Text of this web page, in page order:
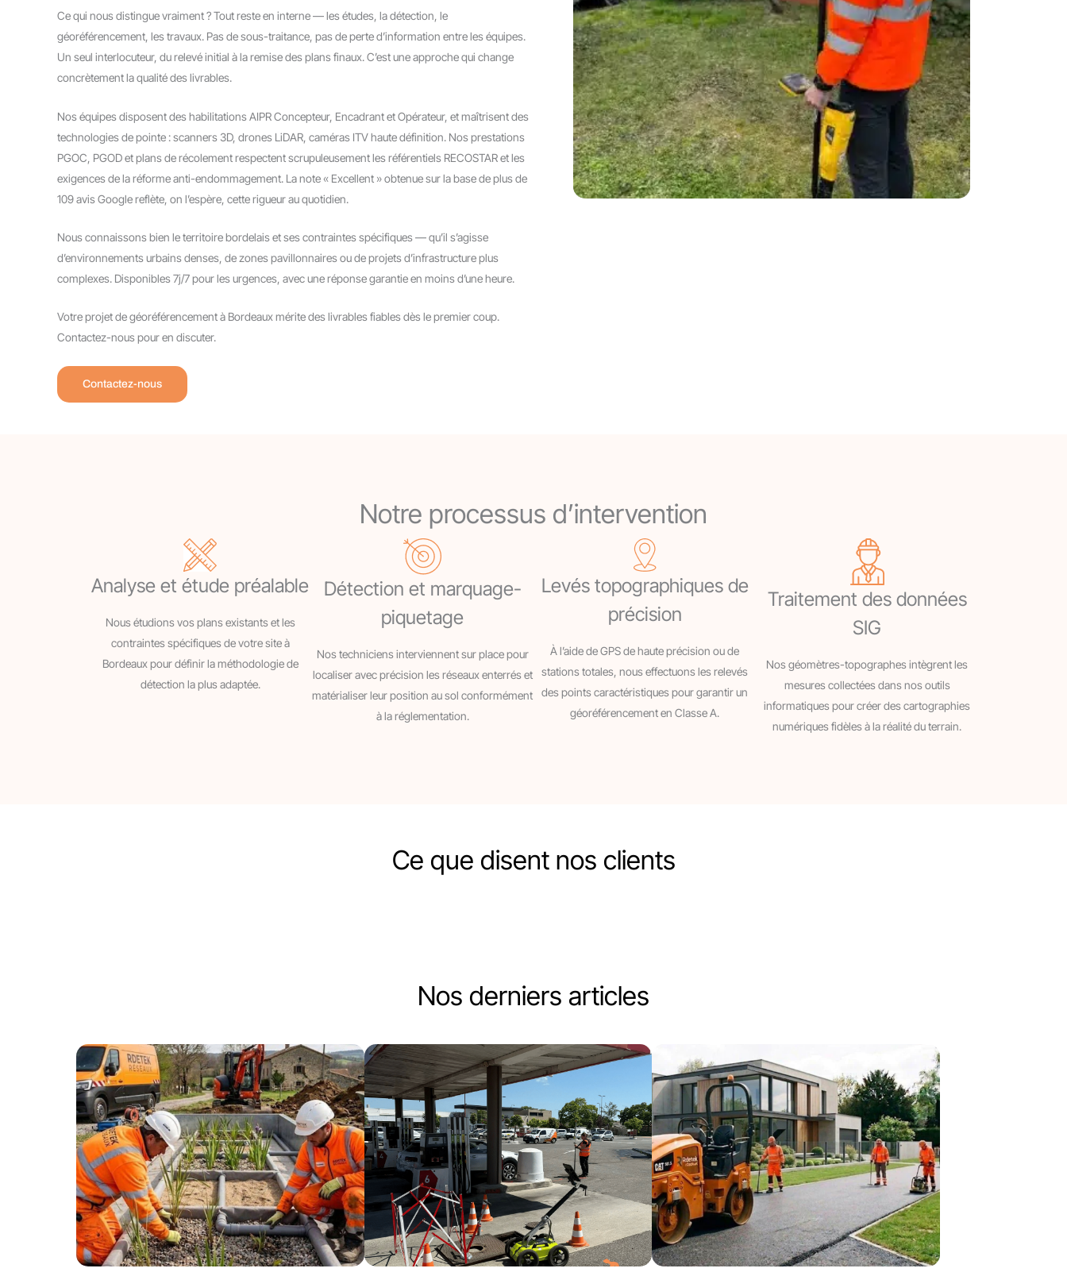
Ce qui nous distingue vraiment ? Tout reste en interne — les études, la détection, le
géoréférencement, les travaux. Pas de sous-traitance, pas de perte d’information entre les équipes.
Un seul interlocuteur, du relevé initial à la remise des plans finaux. C’est une approche qui change
concrètement la qualité des livrables.
Nos équipes disposent des habilitations AIPR Concepteur, Encadrant et Opérateur, et maîtrisent des
technologies de pointe : scanners 3D, drones LiDAR, caméras ITV haute définition. Nos prestations
PGOC, PGOD et plans de récolement respectent scrupuleusement les référentiels RECOSTAR et les
exigences de la réforme anti-endommagement. La note « Excellent » obtenue sur la base de plus de
109 avis Google reflète, on l’espère, cette rigueur au quotidien.
Nous connaissons bien le territoire bordelais et ses contraintes spécifiques — qu’il s’agisse
d’environnements urbains denses, de zones pavillonnaires ou de projets d’infrastructure plus
complexes. Disponibles 7j/7 pour les urgences, avec une réponse garantie en moins d’une heure.
Votre projet de géoréférencement à Bordeaux mérite des livrables fiables dès le premier coup.
Contactez-nous pour en discuter.
Contactez-nous
Notre processus d’intervention
Analyse et étude préalable
Nous étudions vos plans existants et les
contraintes spécifiques de votre site à
Bordeaux pour définir la méthodologie de
détection la plus adaptée.
Détection et marquage-
piquetage
Nos techniciens interviennent sur place pour
localiser avec précision les réseaux enterrés et
matérialiser leur position au sol conformément
à la réglementation.
Levés topographiques de
précision
À l’aide de GPS de haute précision ou de
stations totales, nous effectuons les relevés
des points caractéristiques pour garantir un
géoréférencement en Classe A.
Traitement des données
SIG
Nos géomètres-topographes intègrent les
mesures collectées dans nos outils
informatiques pour créer des cartographies
numériques fidèles à la réalité du terrain.
Ce que disent nos clients
Nos derniers articles